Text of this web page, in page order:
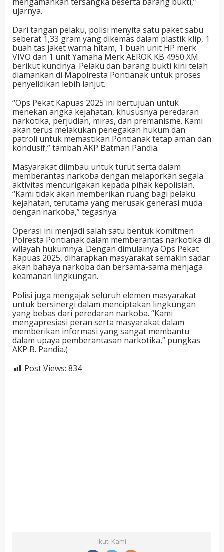
ujarnya.
Dari tangan pelaku, polisi menyita satu paket sabu
seberat 1,33 gram yang dikemas dalam plastik klip, 1
buah tas jaket warna hitam, 1 buah unit HP merk
VIVO dan 1 unit Yamaha Merk AEROK KB 4950 XM
berikut kuncinya. Pelaku dan barang bukti kini telah
diamankan di Mapolresta Pontianak untuk proses
penyelidikan lebih lanjut.
“Ops Pekat Kapuas 2025 ini bertujuan untuk
menekan angka kejahatan, khususnya peredaran
narkotika, perjudian, miras, dan premanisme. Kami
akan terus melakukan penegakan hukum dan
patroli untuk memastikan Pontianak tetap aman dan
kondusif,” tambah AKP Batman Pandia.
Masyarakat diimbau untuk turut serta dalam
memberantas narkoba dengan melaporkan segala
aktivitas mencurigakan kepada pihak kepolisian.
“Kami tidak akan memberikan ruang bagi pelaku
kejahatan, terutama yang merusak generasi muda
dengan narkoba,” tegasnya.
Operasi ini menjadi salah satu bentuk komitmen
Polresta Pontianak dalam memberantas narkotika di
wilayah hukumnya. Dengan dimulainya Ops Pekat
Kapuas 2025, diharapkan masyarakat semakin sadar
akan bahaya narkoba dan bersama-sama menjaga
keamanan lingkungan.
Polisi juga mengajak seluruh elemen masyarakat
untuk bersinergi dalam menciptakan lingkungan
yang bebas dari peredaran narkoba. “Kami
mengapresiasi peran serta masyarakat dalam
memberikan informasi yang sangat membantu
dalam upaya pemberantasan narkotika,” pungkas
AKP B. Pandia.(
Post Views: 834
Ikuti Kami